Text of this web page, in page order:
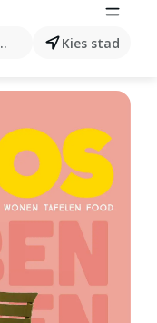
producten...
Kies stad